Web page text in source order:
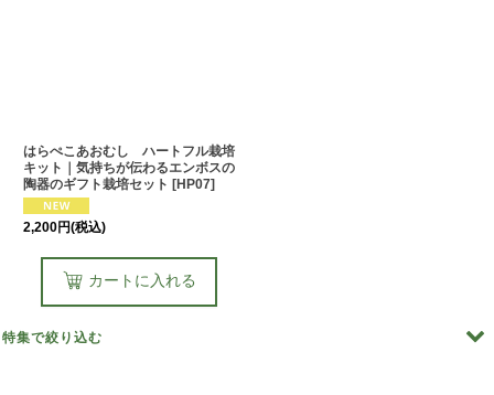
はらぺこあおむし ハートフル栽培
キット｜気持ちが伝わるエンボスの
陶器のギフト栽培セット [HP07]
2,200円(税込)
カートに入れる
特集で絞り込む